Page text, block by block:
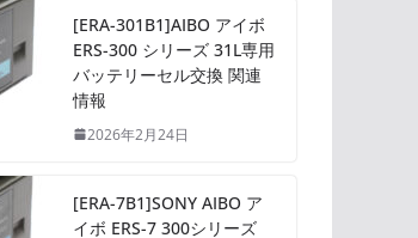
[ERA-301B1]AIBO アイボ
ERS-300 シリーズ 31L専用
バッテリーセル交換 関連
情報
2026年2月24日
[ERA-7B1]SONY AIBO ア
イボ ERS-7 300シリーズ